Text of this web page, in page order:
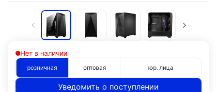
Нет в наличии
розничная оптовая юр. лица
Уведомить о поступлении